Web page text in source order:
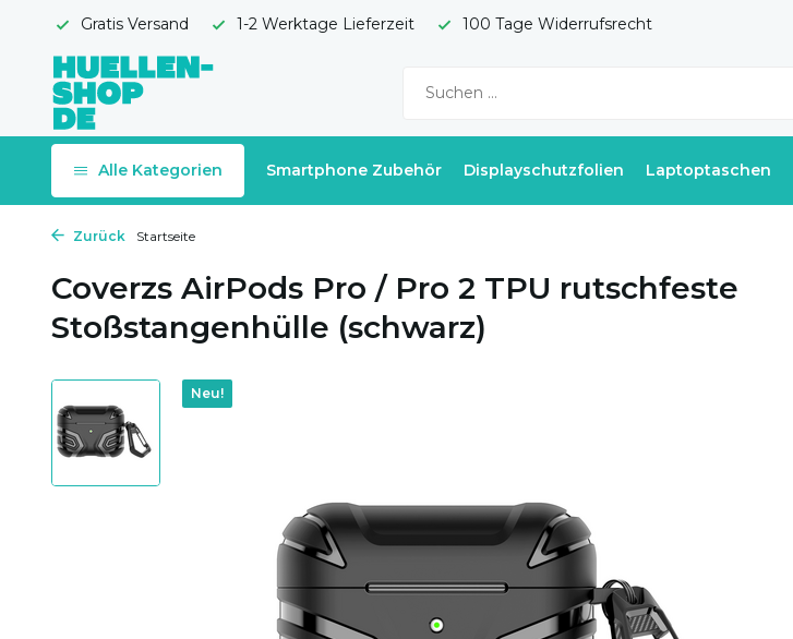
Gratis Versand 1-2 Werktage Lieferzeit 100 Tage Widerrufsrecht
Alle Kategorien Smartphone Zubehör Displayschutzfolien Laptoptaschen
Zurück Startseite
Coverzs AirPods Pro / Pro 2 TPU rutschfeste
Stoßstangenhülle (schwarz)
Neu!